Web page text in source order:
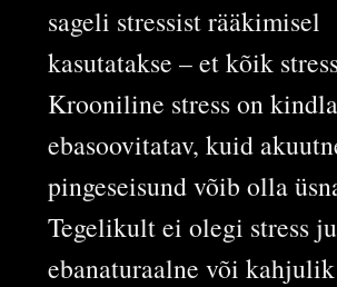
sageli stressist rääkimisel
kasutatakse – et kõik
Krooniline stress on
ebasoovitatav, kuid
pingeseisund võib olla
Tegelikult ei olegi stress ju
ebanaturaalne või